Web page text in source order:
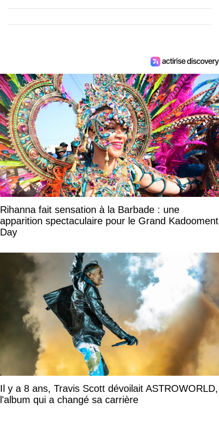
Rihanna fait sensation à la Barbade : une
apparition spectaculaire pour le Grand Kadooment
Day
Il y a 8 ans, Travis Scott dévoilait ASTROWORLD,
l'album qui a changé sa carrière